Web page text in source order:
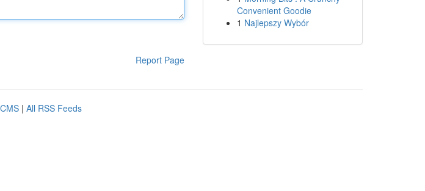
Report Page
Convenient Goodie
1 Najlepszy Wybór
| All RSS Feeds